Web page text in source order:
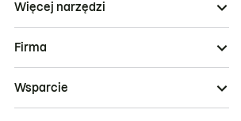
Więcej narzędzi
Firma
Wsparcie